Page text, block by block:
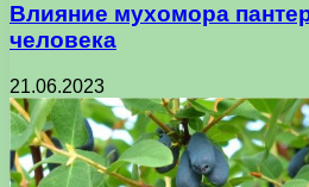
Влияние мухомора
человека
21.06.2023